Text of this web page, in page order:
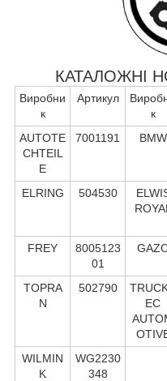
КАТАЛОЖНІ
Виробни
к
Артикул
к
AUTOTE
CHTEIL
E
7001191 BMW
ELRING 504530
ROYAL
FREY
8005123
01
TOPRA
N
502790
EC
WILMIN
K
WG2230
348